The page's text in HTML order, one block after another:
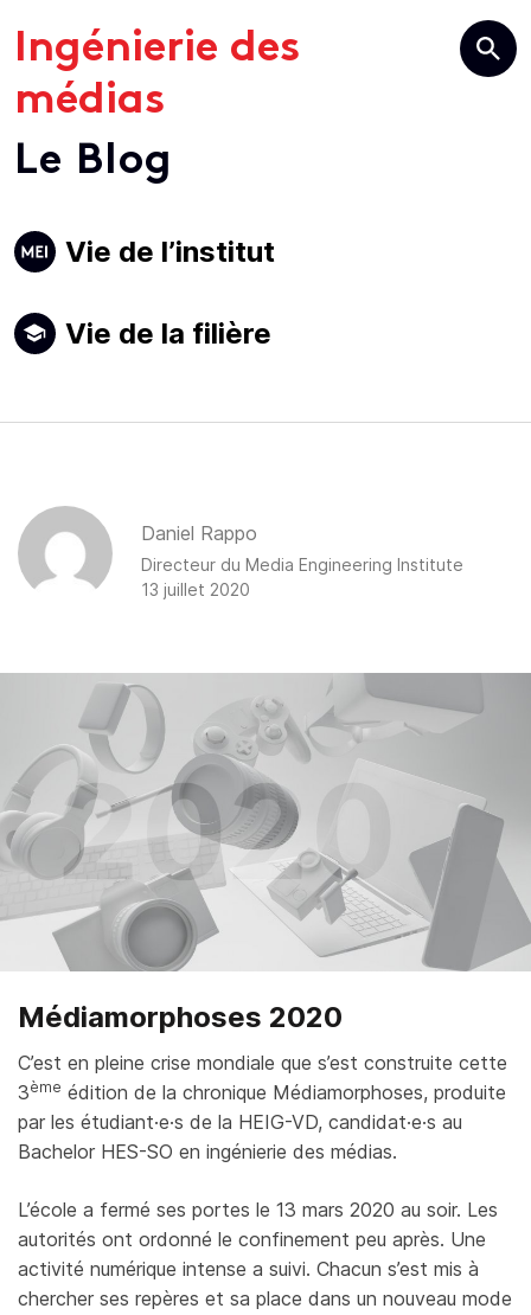
Ingénierie des
médias
Le Blog
Navigation
Vie de l’institut
Vie de la filière
Author
Daniel Rappo
Directeur du Media Engineering Institute
13 juillet 2020
Médiamorphoses 2020
C’est en pleine crise mondiale que s’est construite cette
3ème édition de la chronique Médiamorphoses, produite
par les étudiant·e·s de la HEIG-VD, candidat·e·s au
Bachelor HES-SO en ingénierie des médias.
L’école a fermé ses portes le 13 mars 2020 au soir. Les
autorités ont ordonné le confinement peu après. Une
activité numérique intense a suivi. Chacun s’est mis à
chercher ses repères et sa place dans un nouveau mode